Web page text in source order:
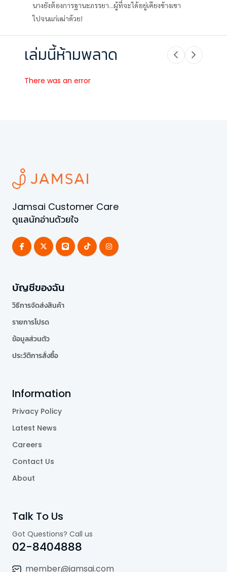
นางยังต้องการฐานะภรรยา...ผู้ที่จะได้อยู่เคียงข้างเขา
ไปจนแก่เฒ่าด้วย!
เล่มนี้ห้ามพลาด
There was an error
Jamsai Customer Care
ดูแลนักอ่านด้วยใจ
บัญชีของฉัน
วิธีการจัดส่งสินค้า
รายการโปรด
ข้อมูลส่วนตัว
ประวัติการสั่งซื้อ
Information
Privacy Policy
Latest News
Careers
Contact Us
About
Talk To Us
Got Questions? Call us
02-8404888
member@jamsai.com